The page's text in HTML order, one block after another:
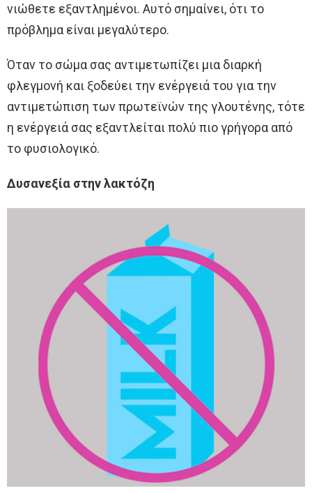
νιώθετε εξαντλημένοι. Αυτό σημαίνει, ότι το
πρόβλημα είναι μεγαλύτερο.
Όταν το σώμα σας αντιμετωπίζει μια διαρκή
φλεγμονή και ξοδεύει την ενέργειά του για την
αντιμετώπιση των πρωτεϊνών της γλουτένης, τότε
η ενέργειά σας εξαντλείται πολύ πιο γρήγορα από
το φυσιολογικό.
Δυσανεξία στην λακτόζη